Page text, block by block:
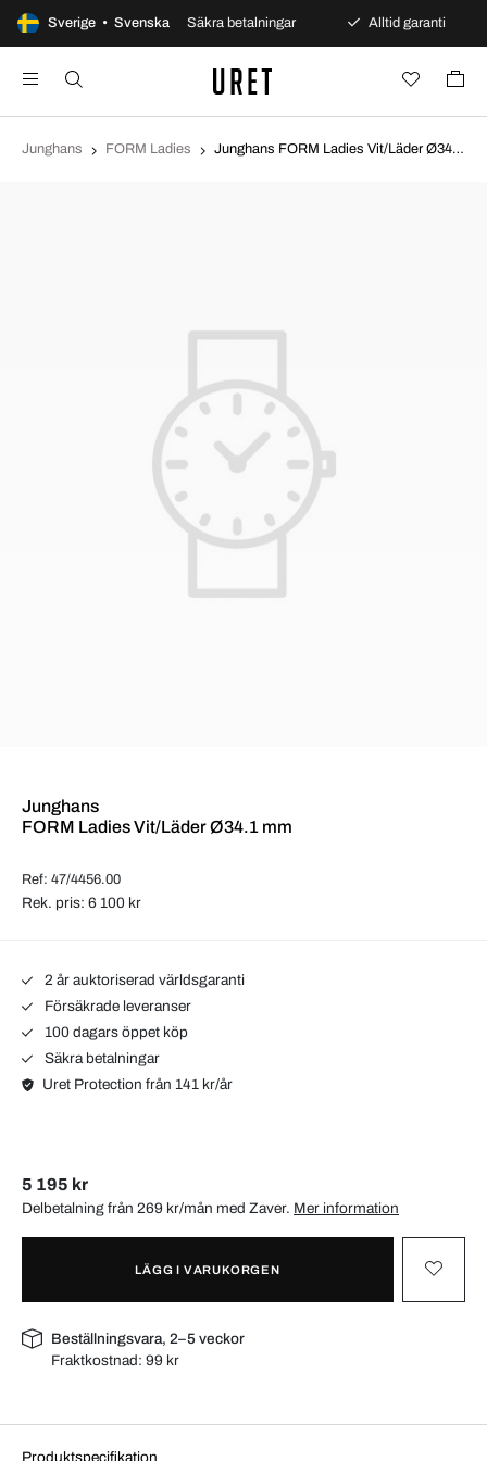
Sverige • Svenska
öppet köp Säkra betalningar Alltid garanti
Junghans FORM Ladies Junghans FORM Ladies Vit/Läder Ø34.1 mm 47/4456.00
Junghans
FORM Ladies Vit/Läder Ø34.1 mm
Ref: 47/4456.00
Rek. pris: 6 100 kr
2 år auktoriserad världsgaranti
Försäkrade leveranser
100 dagars öppet köp
Säkra betalningar
Uret Protection från 141 kr/år
5 195 kr
Delbetalning från 269 kr/mån med Zaver. Mer information
LÄGG I VARUKORGEN
Beställningsvara, 2–5 veckor
Fraktkostnad:99 kr
Produktspecifikation